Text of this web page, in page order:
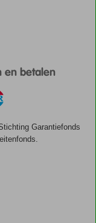
en betalen
Garantiefonds